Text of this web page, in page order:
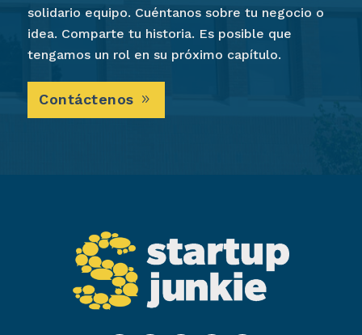
solidario equipo. Cuéntanos sobre tu negocio o
idea. Comparte tu historia. Es posible que
tengamos un rol en su próximo capítulo.
Contáctenos